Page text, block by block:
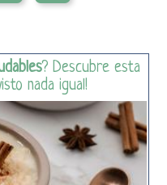
? Descubre esta
nada igual!